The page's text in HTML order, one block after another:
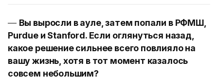
— Вы выросли в ауле, затем попали в РФМШ,
Purdue и Stanford. Если оглянуться назад,
какое решение сильнее всего повлияло на
вашу жизнь, хотя в тот момент казалось
совсем небольшим?